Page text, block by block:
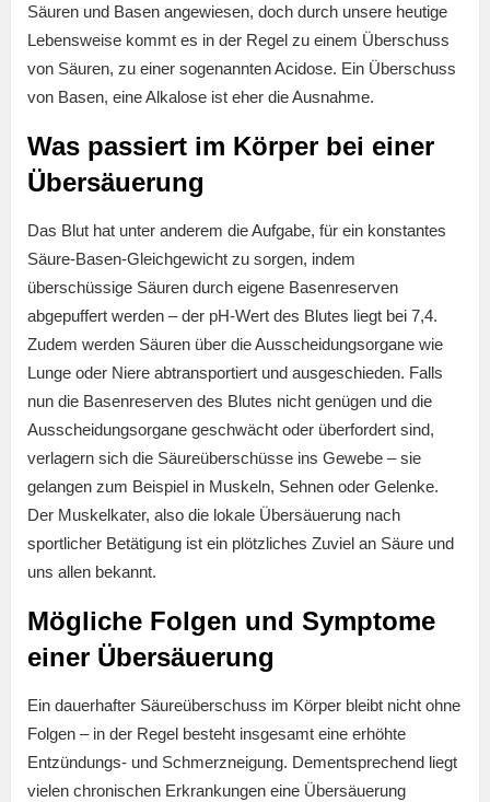
Säuren und Basen angewiesen, doch durch unsere heutige
Lebensweise kommt es in der Regel zu einem Überschuss
von Säuren, zu einer sogenannten Acidose. Ein Überschuss
von Basen, eine Alkalose ist eher die Ausnahme.
Was passiert im Körper bei einer
Übersäuerung
Das Blut hat unter anderem die Aufgabe, für ein konstantes
Säure-Basen-Gleichgewicht zu sorgen, indem
überschüssige Säuren durch eigene Basenreserven
abgepuffert werden – der pH-Wert des Blutes liegt bei 7,4.
Zudem werden Säuren über die Ausscheidungsorgane wie
Lunge oder Niere abtransportiert und ausgeschieden. Falls
nun die Basenreserven des Blutes nicht genügen und die
Ausscheidungsorgane geschwächt oder überfordert sind,
verlagern sich die Säureüberschüsse ins Gewebe – sie
gelangen zum Beispiel in Muskeln, Sehnen oder Gelenke.
Der Muskelkater, also die lokale Übersäuerung nach
sportlicher Betätigung ist ein plötzliches Zuviel an Säure und
uns allen bekannt.
Mögliche Folgen und Symptome
einer Übersäuerung
Ein dauerhafter Säureüberschuss im Körper bleibt nicht ohne
Folgen – in der Regel besteht insgesamt eine erhöhte
Entzündungs- und Schmerzneigung. Dementsprechend liegt
vielen chronischen Erkrankungen eine Übersäuerung